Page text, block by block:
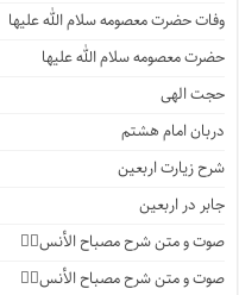
وفات حضرت معصومه سلام الله علیها
حضرت معصومه سلام الله علیها
حجت الهی
دربان امام هشتم
شرح زیارت اربعین
جابر در اربعین
صوت و متن شرح مصباح الأنس۴️⃣
صوت و متن شرح مصباح الأنس۳️⃣